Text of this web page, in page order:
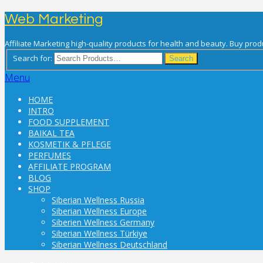
Web Marketing
Affiliate Marketing high-quality products for health and beauty. Buy
Search for:
Search
Menu
HOME
INTRO
FOOD SUPPLEMENT
BAIKAL TEA
KOSMETIK & PFLEGE
PERFUMES
AFFILIATE PROGRAM
BLOG
SHOP
Siberian Wellness Russia
Siberian Wellness Europe
Siberien Wellness Germany
Siberian Wellness Türkiye
Siberian Wellness Deutschland